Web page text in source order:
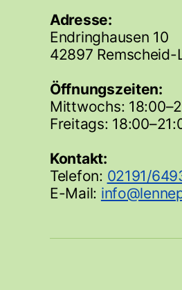
Adresse:
Endringhausen 10
42897 Remscheid-
Öffnungszeiten:
Mittwochs:
Freitags:
Kontakt:
Telefon: 02191/
E-Mail: